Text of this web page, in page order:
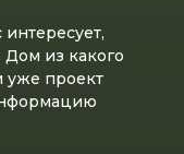
из какого
уже проект